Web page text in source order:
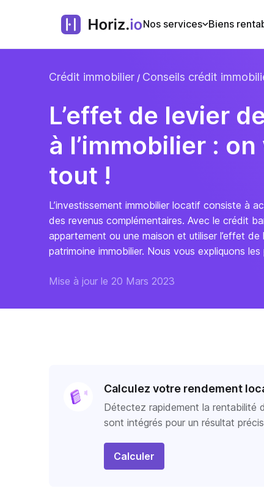
Nos services Biens
Crédit immobilier Conseils crédit
L’effet de levier
à l’immobilier :
tout !
L’investissement immobilier locatif consiste à
des revenus complémentaires. Avec le crédit
appartement ou une maison et utiliser l’effet
patrimoine immobilier. Nous vous expliquons
Mise à jour le 20 Mars 2023
Calculez votre rendement
Détectez rapidement la rentabilité
sont intégrés pour un résultat
Calculer